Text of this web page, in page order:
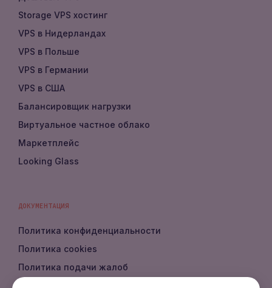
Storage VPS хостинг
VPS в Нидерландах
VPS в Польше
VPS в Германии
VPS в США
Балансировщик нагрузки
Виртуальное частное облако
Маркетплейс
Looking Glass
ДОКУМЕНТАЦИЯ
Политика конфиденциальности
Политика cookies
Политика подачи жалоб